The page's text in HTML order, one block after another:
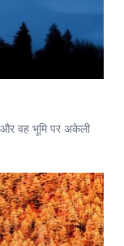
वह भूमि पर अकेली